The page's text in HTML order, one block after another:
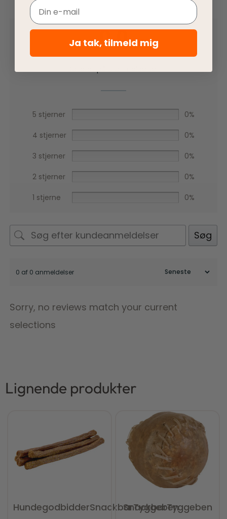
0,0
5 stjerner 0%
4 stjerner 0%
3 stjerner 0%
2 stjerner 0%
1 stjerne 0%
Søg
0 af 0 anmeldelser
Sorry, no reviews match your current
selections
Lignende produkter
HundegodbidderSnackbarTyggeben
SnackbarTyggeben
Email
Ja tak, tilmeld mig